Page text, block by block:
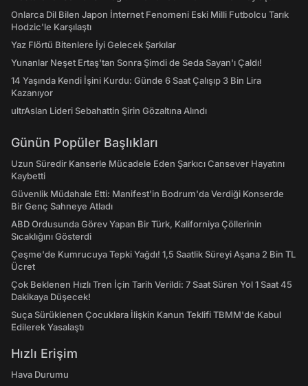
Onlarca Dil Bilen Japon İnternet Fenomeni Eski Milli Futbolcu Tarık
Hodzic'le Karşılaştı
Yaz Flörtü Bitenlere İyi Gelecek Şarkılar
Yunanlar Neşet Ertaş'tan Sonra Şimdi de Seda Sayan'ı Çaldı!
14 Yaşında Kendi İşini Kurdu: Günde 6 Saat Çalışıp 3 Bin Lira
Kazanıyor
ultrAslan Lideri Sebahattin Şirin Gözaltına Alındı
Günün Popüler Başlıkları
Uzun Süredir Kanserle Mücadele Eden Şarkıcı Cansever Hayatını
Kaybetti
Güvenlik Müdahale Etti: Manifest'in Bodrum'da Verdiği Konserde
Bir Genç Sahneye Atladı
ABD Ordusunda Görev Yapan Bir Türk, Kaliforniya Çöllerinin
Sıcaklığını Gösterdi
Çeşme'de Kumrucuya Tepki Yağdı! 1,5 Saatlik Süreyi Aşana 2 Bin TL
Ücret
Çok Beklenen Hızlı Tren İçin Tarih Verildi: 7 Saat Süren Yol 1 Saat 45
Dakikaya Düşecek!
Suça Sürüklenen Çocuklara İlişkin Kanun Teklifi TBMM'de Kabul
Edilerek Yasalaştı
Hızlı Erişim
Hava Durumu